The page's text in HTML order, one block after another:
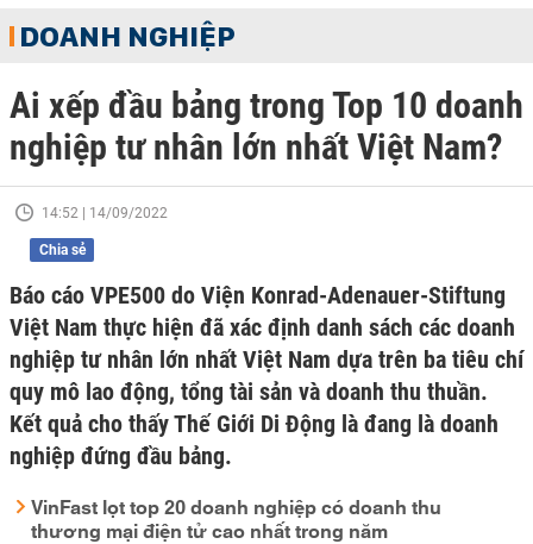
DOANH NGHIỆP
Ai xếp đầu bảng trong Top 10 doanh
nghiệp tư nhân lớn nhất Việt Nam?
14:52 | 14/09/2022
Chia sẻ
Báo cáo VPE500 do Viện Konrad-Adenauer-Stiftung
Việt Nam thực hiện đã xác định danh sách các doanh
nghiệp tư nhân lớn nhất Việt Nam dựa trên ba tiêu chí
quy mô lao động, tổng tài sản và doanh thu thuần.
Kết quả cho thấy Thế Giới Di Động là đang là doanh
nghiệp đứng đầu bảng.
VinFast lọt top 20 doanh nghiệp có doanh thu
thương mại điện tử cao nhất trong năm